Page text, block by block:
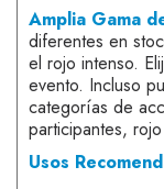
Amplia Gama
diferentes en
el rojo intenso.
evento. Incluso
categorías de
participantes,
Usos